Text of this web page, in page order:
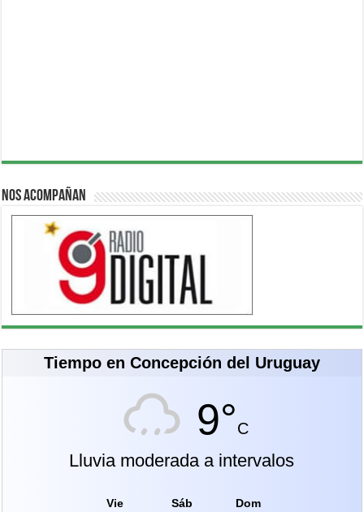
Nos acompañan
Tiempo en Concepción del Uruguay
9°C
Lluvia moderada a intervalos
Vie Sáb Dom